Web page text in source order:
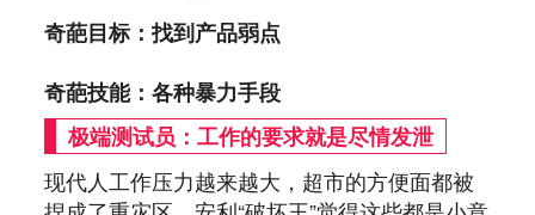
奇葩目标：找到产品弱点
奇葩技能：各种暴力手段
极端测试员：工作的要求就是尽情发泄
现代人工作压力越来越大，超市的方便面都被